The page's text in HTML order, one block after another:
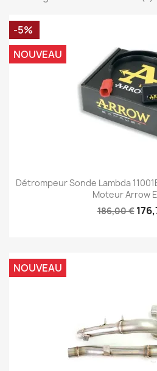
Détrompeur Sonde Lambda
Moteur Arrow
186,00 €
-5%
NOUVEAU
NOUVEAU